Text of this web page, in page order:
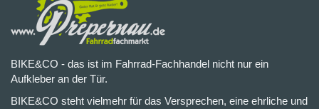
BIKE&CO - das ist im Fahrrad-Fachhandel nicht nur ein
Aufkleber an der Tür.
BIKE&CO steht vielmehr für das Versprechen, eine ehrliche und